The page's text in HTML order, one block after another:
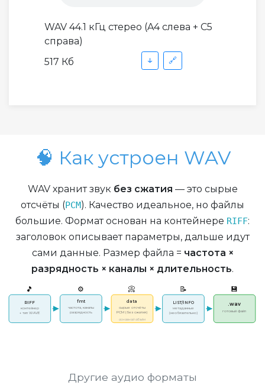
WAV 44.1 кГц стерео (A4 слева + C5
справа)
517 Кб
↓ 🔗
🧠 Как устроен WAV
WAV хранит звук без сжатия — это сырые
отсчёты (PCM). Качество идеальное, но файлы
большие. Формат основан на контейнере RIFF:
заголовок описывает параметры, дальше идут
сами данные. Размер файла = частота ×
разрядность × каналы × длительность.
🎵
RIFF
контейнер
+ тип WAVE
⚙️
fmt
частота, каналы
разрядность
📀
data
сырые отсчёты
PCM (без сжатия)
основной объём
📝
LIST/INFO
метаданные
(необязательно)
💾
.wav
готовый файл
Другие аудио форматы